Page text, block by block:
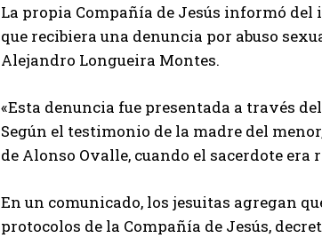
La propia Compañía de Jesús informó
que recibiera una denuncia por abuso
Alejandro Longueira Montes.
«Esta denuncia fue presentada a través
Según el testimonio de la madre del
de Alonso Ovalle, cuando el sacerdote
En un comunicado, los jesuitas agregan
protocolos de la Compañía de Jesús,